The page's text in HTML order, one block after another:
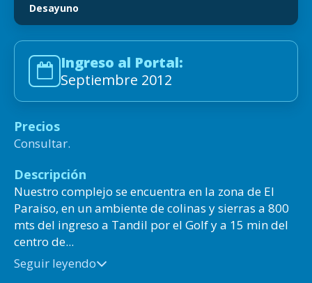
Desayuno
Ingreso al Portal:
Septiembre 2012
Precios
Consultar.
Descripción
Nuestro complejo se encuentra en la zona de El
Paraiso, en un ambiente de colinas y sierras a 800
mts del ingreso a Tandil por el Golf y a 15 min del
centro de...
Seguir leyendo